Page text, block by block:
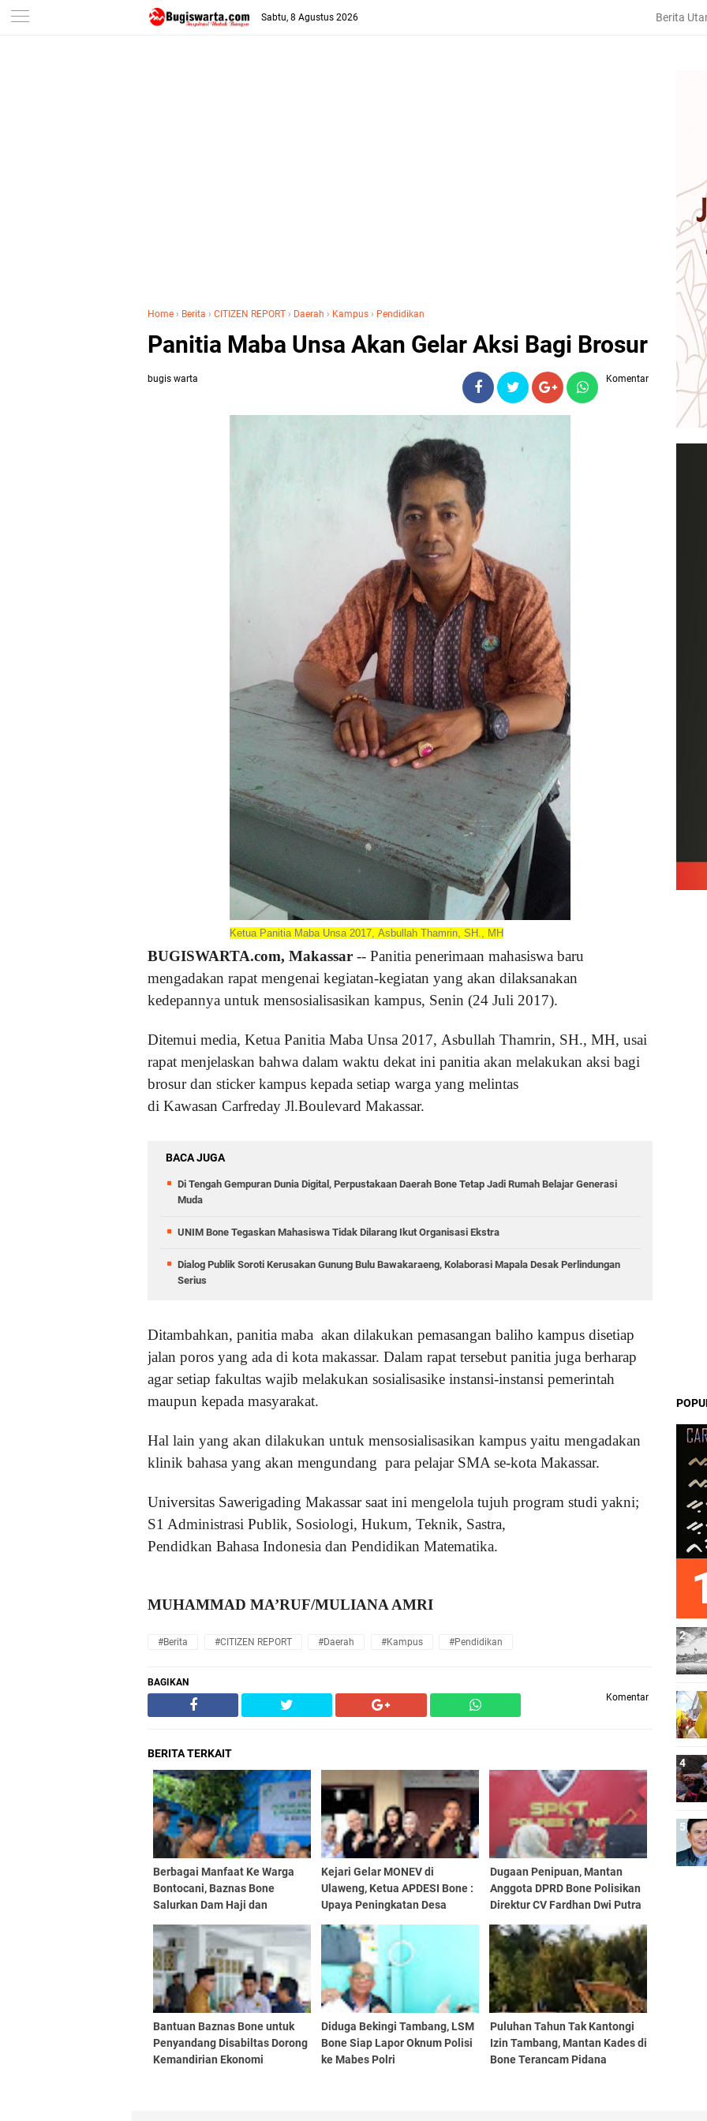
-->
Sabtu, 8 Agustus 2026 Berita
Home › Berita › CITIZEN REPORT › Daerah › Kampus › Pendidikan
Panitia Maba Unsa Akan Gelar Aksi Bagi Brosur
bugis warta Komentar
Ketua Panitia Maba Unsa 2017, Asbullah Thamrin, SH., MH
BUGISWARTA.com, Makassar -- Panitia penerimaan mahasiswa baru
mengadakan rapat mengenai kegiatan-kegiatan yang akan dilaksanakan
kedepannya untuk mensosialisasikan kampus, Senin (24 Juli 2017).
Ditemui media, Ketua Panitia Maba Unsa 2017, Asbullah Thamrin, SH., MH, usai
rapat menjelaskan bahwa dalam waktu dekat ini panitia akan melakukan aksi bagi
brosur dan sticker kampus kepada setiap warga yang melintas
di Kawasan Carfreday Jl.Boulevard Makassar.
BACA JUGA
Di Tengah Gempuran Dunia Digital, Perpustakaan Daerah Bone Tetap Jadi Rumah Belajar Generasi
Muda
UNIM Bone Tegaskan Mahasiswa Tidak Dilarang Ikut Organisasi Ekstra
Dialog Publik Soroti Kerusakan Gunung Bulu Bawakaraeng, Kolaborasi Mapala Desak Perlindungan
Serius
Ditambahkan, panitia maba akan dilakukan pemasangan baliho kampus disetiap
jalan poros yang ada di kota makassar. Dalam rapat tersebut panitia juga berharap
agar setiap fakultas wajib melakukan sosialisasike instansi-instansi pemerintah
maupun kepada masyarakat.
Hal lain yang akan dilakukan untuk mensosialisasikan kampus yaitu mengadakan
klinik bahasa yang akan mengundang para pelajar SMA se-kota Makassar.
Universitas Sawerigading Makassar saat ini mengelola tujuh program studi yakni;
S1 Administrasi Publik, Sosiologi, Hukum, Teknik, Sastra,
Pendidkan Bahasa Indonesia dan Pendidikan Matematika.
MUHAMMAD MA’RUF/MULIANA AMRI
#Berita #CITIZEN REPORT #Daerah #Kampus #Pendidikan
BAGIKAN
Komentar
BERITA TERKAIT
Berbagai Manfaat Ke Warga
Bontocani, Baznas Bone
Salurkan Dam Haji dan
Stunting
Kejari Gelar MONEV di
Ulaweng, Ketua APDESI Bone :
Upaya Peningkatan Desa
Dugaan Penipuan, Mantan
Anggota DPRD Bone Polisikan
Direktur CV Fardhan Dwi Putra
Bantuan Baznas Bone untuk
Penyandang Disabiltas Dorong
Kemandirian Ekonomi
Diduga Bekingi Tambang, LSM
Bone Siap Lapor Oknum Polisi
ke Mabes Polri
Puluhan Tahun Tak Kantongi
Izin Tambang, Mantan Kades di
Bone Terancam Pidana